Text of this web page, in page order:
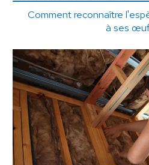
Comment reconnaître
à ses